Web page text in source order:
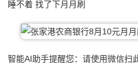
睡不着 找了下月月刷
智能AI助手提醒您：请使用微信扫